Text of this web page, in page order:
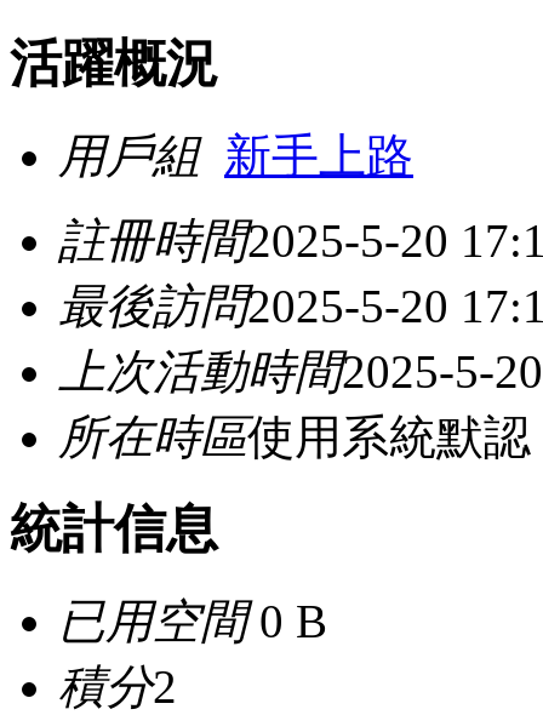
活躍概況
用戶組 新手上路
註冊時間2025-5-20
最後訪問2025-5-20
上次活動時間2025-5-
所在時區使用系統默認
統計信息
已用空間0 B
積分2